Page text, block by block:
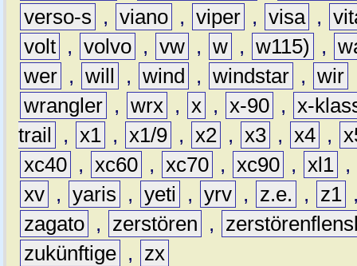
verso-s
, viano , viper , visa ,
volt , volvo , vw , w , w115) ,
wer , will , wind , windstar , wir
wrangler , wrx , x , x-90 , x-
trail
, x1 , x1/9 , x2 , x3 , x4 ,
xc40 , xc60 , xc70 , xc90 , xl1 ,
xv , yaris , yeti , yrv , z.e. , z1
zagato , zerstören ,
zukünftige , zx